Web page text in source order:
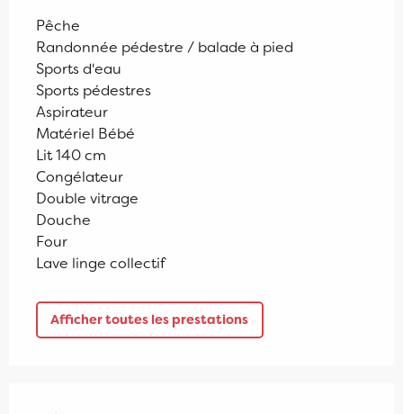
Pêche
Randonnée pédestre / balade à pied
Sports d'eau
Sports pédestres
Aspirateur
Matériel Bébé
Lit 140 cm
Congélateur
Double vitrage
Douche
Four
Lave linge collectif
Afficher toutes les prestations